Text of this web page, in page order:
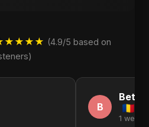
(4.9/5 based on
B
Betty
1 week